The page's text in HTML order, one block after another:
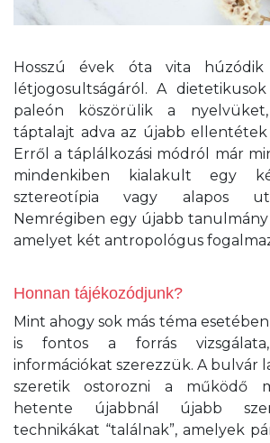
Hosszú évek óta vita
létjogosultságáról. A
paleón köszörülik a
táptalajt adva az újabb ellentétek
Erről a táplálkozási módról már
mindenkiben kialakult egy
sztereotípia vagy alapos
Nemrégiben egy újabb
amelyet két antropológus
Honnan tájékozódjunk?
Mint ahogy sok más téma
is fontos a forrás
információkat szerezzük. A bulvár
szeretik ostorozni a működő
hetente újabbnál újabb
technikákat “találnak”, amelyek